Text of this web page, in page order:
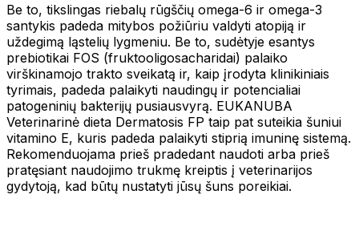
Be to, tikslingas riebalų rūgščių omega-6 ir omega-3
santykis padeda mitybos požiūriu valdyti atopiją ir
uždegimą ląstelių lygmeniu. Be to, sudėtyje esantys
prebiotikai FOS (fruktooligosacharidai) palaiko
virškinamojo trakto sveikatą ir, kaip įrodyta klinikiniais
tyrimais, padeda palaikyti naudingų ir potencialiai
patogeninių bakterijų pusiausvyrą. EUKANUBA
Veterinarinė dieta Dermatosis FP taip pat suteikia šuniui
vitamino E, kuris padeda palaikyti stiprią imuninę sistemą.
Rekomenduojama prieš pradedant naudoti arba prieš
pratęsiant naudojimo trukmę kreiptis į veterinarijos
gydytoją, kad būtų nustatyti jūsų šuns poreikiai.